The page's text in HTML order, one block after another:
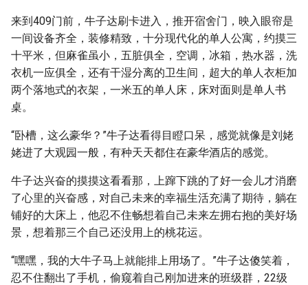
来到409门前，牛子达刷卡进入，推开宿舍门，映入眼帘是
一间设备齐全，装修精致，十分现代化的单人公寓，约摸三
十平米，但麻雀虽小，五脏俱全，空调，冰箱，热水器，洗
衣机一应俱全，还有干湿分离的卫生间，超大的单人衣柜加
两个落地式的衣架，一米五的单人床，床对面则是单人书
桌。
“卧槽，这么豪华？”牛子达看得目瞪口呆，感觉就像是刘姥
姥进了大观园一般，有种天天都住在豪华酒店的感觉。
牛子达兴奋的摸摸这看看那，上蹿下跳的了好一会儿才消磨
了心里的兴奋感，对自己未来的幸福生活充满了期待，躺在
铺好的大床上，他忍不住畅想着自己未来左拥右抱的美好场
景，想着那三个自己还没用上的桃花运。
“嘿嘿，我的大牛子马上就能排上用场了。”牛子达傻笑着，
忍不住翻出了手机，偷窥着自己刚加进来的班级群，22级